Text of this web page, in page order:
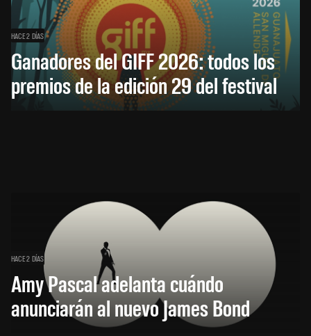
HACE 2 DÍAS
Ganadores del GIFF 2026: todos los
premios de la edición 29 del festival
HACE 2 DÍAS
Amy Pascal adelanta cuándo
anunciarán al nuevo James Bond